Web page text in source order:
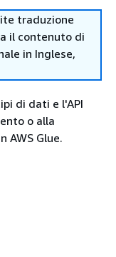
traduzione
il contenuto di
in Inglese,
di dati e l'API
o alla
AWS Glue.